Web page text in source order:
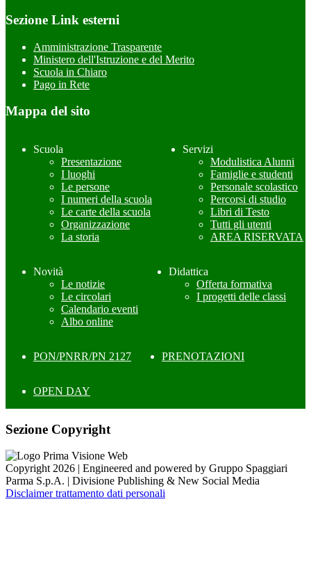
Sezione Link esterni
Amministrazione Trasparente
Ministero dell'Istruzione e del Merito
Scuola in Chiaro
Pago in Rete
Mappa del sito
Scuola
Presentazione
I luoghi
Le persone
I numeri della scuola
Le carte della scuola
Organizzazione
La storia
Servizi
Modulistica Alunni
Famiglie e studenti
Personale scolastico
Percorsi di studio
Libri di Testo
Tutti gli utenti
AREA RISERVATA
Novità
Le notizie
Le circolari
Calendario eventi
Albo online
Didattica
Offerta formativa
I progetti delle classi
PON/PNRR/PN 2127 PRENOTAZIONI
OPEN DAY
Sezione Copyright
Copyright 2026 | Engineered and powered by Gruppo Spaggiari
Parma S.p.A. | Divisione Publishing & New Social Media
Disclaimer trattamento dati personali